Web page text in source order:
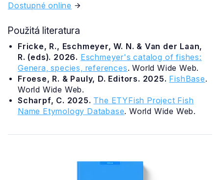
Dostupné online
Použitá literatura
Fricke, R., Eschmeyer, W. N. & Van der Laan,
R. (eds). 2026. Eschmeyer's catalog of fishes:
Genera, species, references. World Wide Web.
Froese, R. & Pauly, D. Editors. 2025. FishBase.
World Wide Web.
Scharpf, C. 2025. The ETYFish Project Fish
Name Etymology Database. World Wide Web.